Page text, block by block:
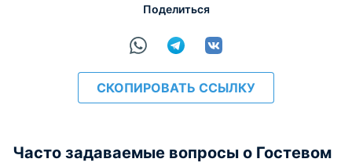
Поделиться
СКОПИРОВАТЬ ССЫЛКУ
Часто задаваемые вопросы о Гостевом